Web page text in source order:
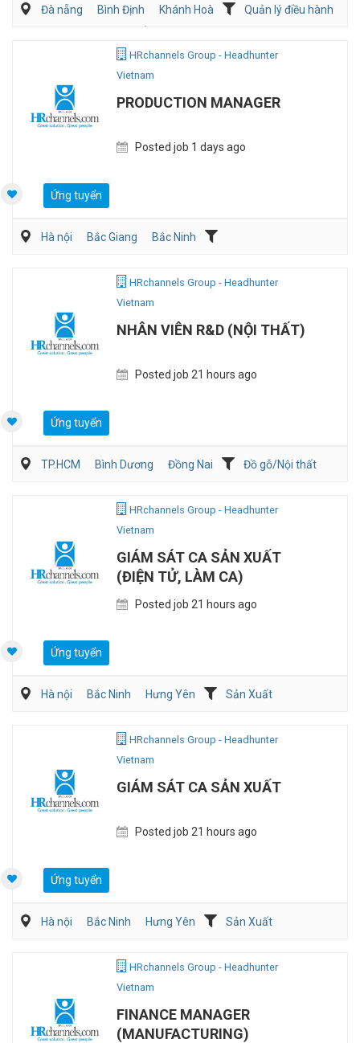
Đà nẵng Bình Định Khánh Hoà
Quản lý điều hành
HRchannels Group - Headhunter
Vietnam
PRODUCTION MANAGER
Posted job 1 days ago
Ứng tuyển
Hà nội Bắc Giang
Bắc Ninh
Kỹ sư Công Nghiệp (IE)/Cải tiến sản xuất
HRchannels Group - Headhunter
Vietnam
NHÂN VIÊN R&D (NỘI THẤT)
Posted job 21 hours ago
Ứng tuyển
TP.HCM Bình Dương Đồng Nai
Đồ gỗ/Nội thất
HRchannels Group - Headhunter
Vietnam
GIÁM SÁT CA SẢN XUẤT
(ĐIỆN TỬ, LÀM CA)
Posted job 21 hours ago
Ứng tuyển
Hà nội Bắc Ninh Hưng Yên
Sản Xuất
HRchannels Group - Headhunter
Vietnam
GIÁM SÁT CA SẢN XUẤT
Posted job 21 hours ago
Ứng tuyển
Hà nội Bắc Ninh Hưng Yên
Sản Xuất
HRchannels Group - Headhunter
Vietnam
FINANCE MANAGER
(MANUFACTURING)